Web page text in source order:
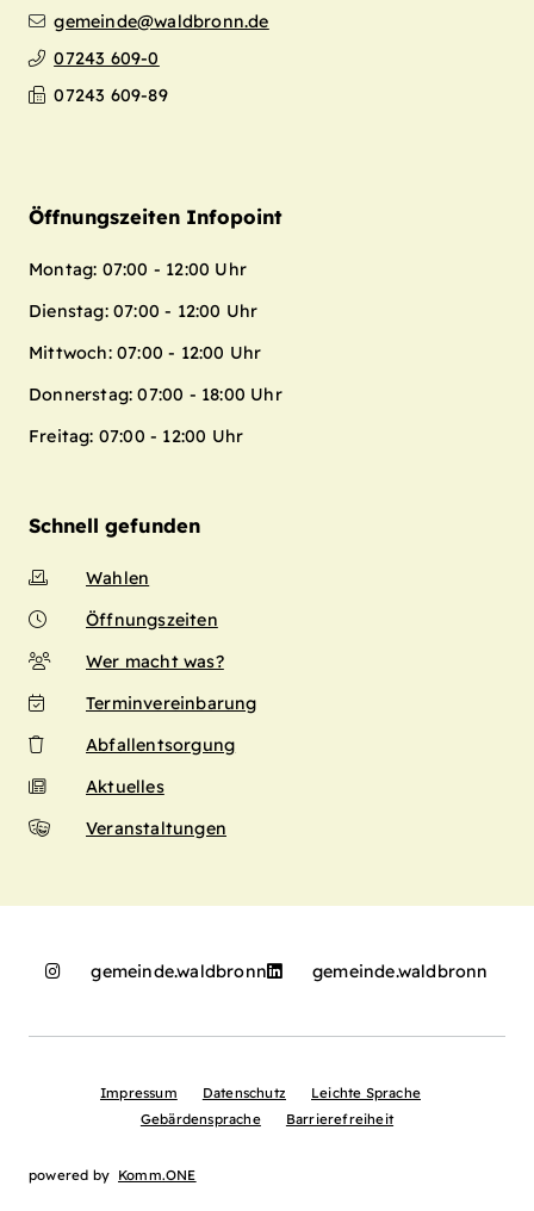
gemeinde@waldbronn.de
07243 609-0
07243 609-89
Öffnungszeiten Infopoint
Montag: 07:00 - 12:00 Uhr
Dienstag: 07:00 - 12:00 Uhr
Mittwoch: 07:00 - 12:00 Uhr
Donnerstag: 07:00 - 18:00 Uhr
Freitag: 07:00 - 12:00 Uhr
Schnell gefunden
Wahlen
Öffnungszeiten
Wer macht was?
Terminvereinbarung
Abfallentsorgung
Aktuelles
Veranstaltungen
gemeinde.waldbronn gemeinde.waldbronn
Impressum Datenschutz
Leichte Sprache
Gebärdensprache
Barrierefreiheit
powered by Komm.ONE